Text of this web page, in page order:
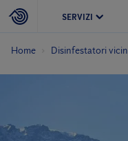
SERVIZI
Home Disinfestatori